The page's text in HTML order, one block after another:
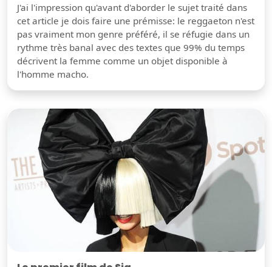
J'ai l'impression qu'avant d'aborder le sujet traité dans
cet article je dois faire une prémisse: le reggaeton n'est
pas vraiment mon genre préféré, il se réfugie dans un
rythme très banal avec des textes que 99% du temps
décrivent la femme comme un objet disponible à
l'homme macho.